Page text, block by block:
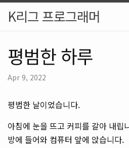
K리그 프로그래머
평범한 하루
Apr 9, 2022
평범한 날이었습니다.
아침에 눈을 뜨고 커피를 갈아 내립
방에 들어와 컴퓨터 앞에 앉습니다.